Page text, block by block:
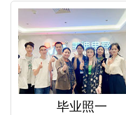
毕业照一